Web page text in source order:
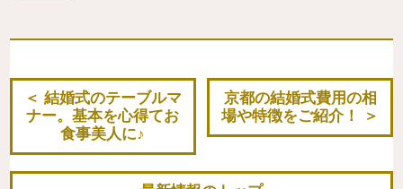
結婚式のテーブルマ
ナー。基本を心得てお
食事美人に♪
京都の結婚式費用の相
場や特徴をご紹介！